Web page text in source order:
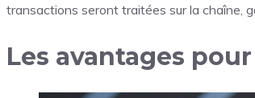
transactions seront traitées sur la chaîne,
Les avantages